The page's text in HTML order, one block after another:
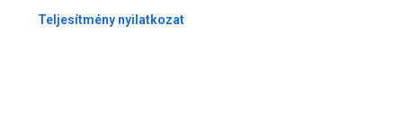
Teljesítmény nyilatkozat